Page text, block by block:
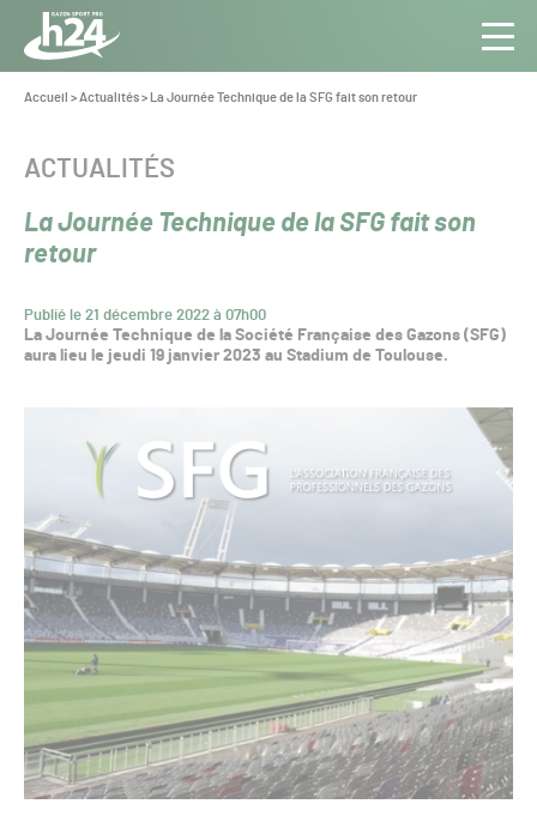
Panneau de gestion des cookies
Aller au contenu
Toute
l’info
Pro
Vous
Accueil >Actualités> La Journée Technique de la SFG fait son retour
La Journée Technique de la SFG fait son
retour
Publié le 21 décembre 2022 à 07h00
CATÉGORIE :
ACTUALITÉS
La Journée Technique de la Société Française des Gazons (SFG)
aura lieu le jeudi 19 janvier 2023 au Stadium de Toulouse.